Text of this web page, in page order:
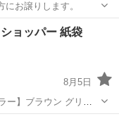
お譲りします。
フラワー
ョッパー 紙袋
8月5日
ー】ブラウン グリー